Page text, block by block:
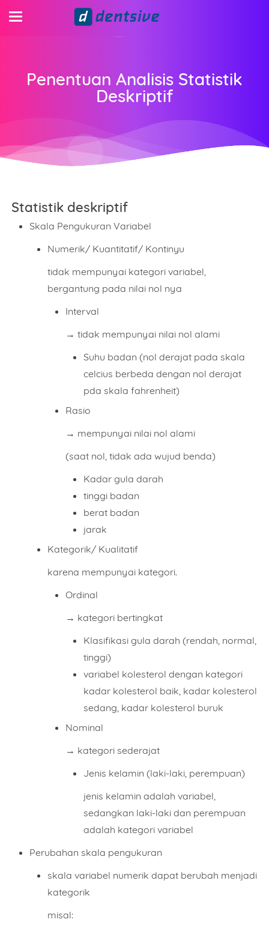
Penentuan Analisis Statistik
Deskriptif
Statistik deskriptif
Skala Pengukuran Variabel
Numerik/ Kuantitatif/ Kontinyu
tidak mempunyai kategori variabel,
bergantung pada nilai nol nya
Interval
→ tidak mempunyai nilai nol alami
Suhu badan (nol derajat pada skala
celcius berbeda dengan nol derajat
pda skala fahrenheit)
Rasio
→ mempunyai nilai nol alami
(saat nol, tidak ada wujud benda)
Kadar gula darah
tinggi badan
berat badan
jarak
Kategorik/ Kualitatif
karena mempunyai kategori.
Ordinal
→ kategori bertingkat
Klasifikasi gula darah (rendah, normal,
tinggi)
variabel kolesterol dengan kategori
kadar kolesterol baik, kadar kolesterol
sedang, kadar kolesterol buruk
Nominal
→ kategori sederajat
Jenis kelamin (laki-laki, perempuan)
jenis kelamin adalahvariabel,
sedangkan laki-laki dan perempuan
adalah kategori variabel
Perubahan skala pengukuran
skala variabel numerik dapat berubah menjadi
kategorik
misal: